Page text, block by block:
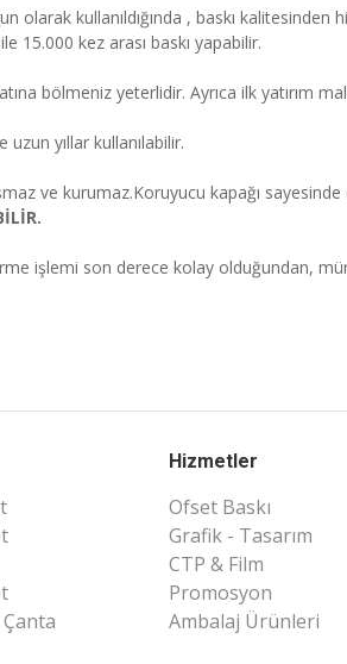
olarak kullanıldığında , baskı
15.000 kez arası baskı yapabilir.
bölmeniz yeterlidir. Ayrıca ilk yatırım
uzun yıllar kullanılabilir.
ve kurumaz.Koruyucu kapağı sayesinde
işlemi son derece kolay olduğundan,
Hizmetler
Ofset Baskı
Grafik - Tasarım
CTP & Film
Promosyon
Ambalaj Ürünleri